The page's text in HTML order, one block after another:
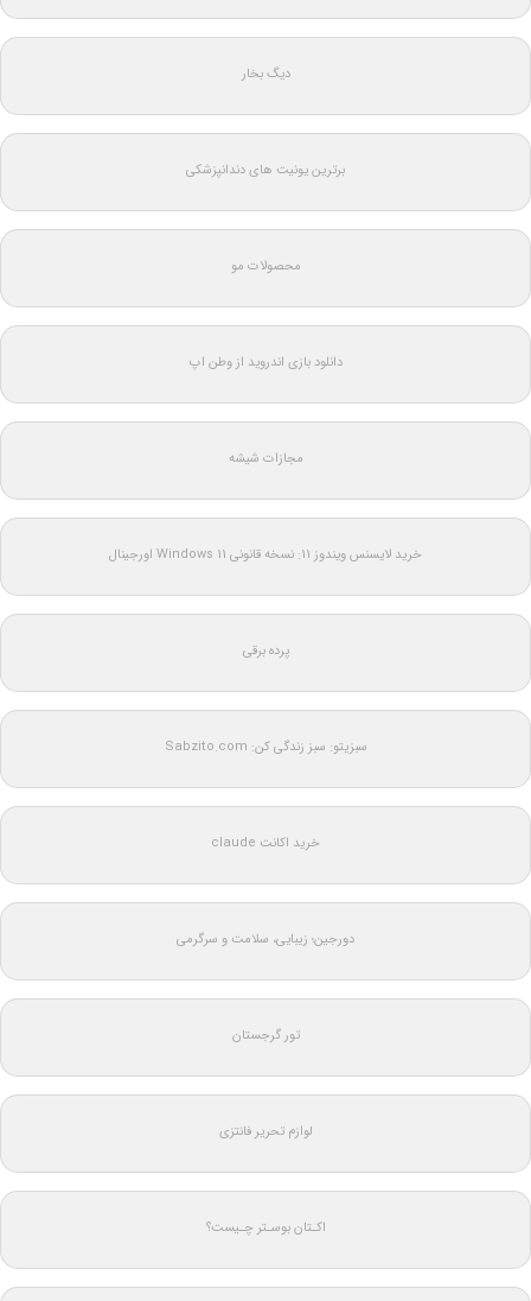
دیگ بخار
برترین یونیت های دندانپزشکی
محصولات مو
دانلود بازی اندروید از وطن اپ
مجازات شیشه
خرید لایسنس ویندوز 11: نسخه قانونی Windows 11 اورجینال
پرده برقی
سبزیتو: سبز زندگی کن: Sabzito.com
خرید اکانت claude
دورجین؛ زیبایی، سلامت و سرگرمی
تور گرجستان
لوازم تحریر فانتزی
اکـتان بوسـتر چـیست؟